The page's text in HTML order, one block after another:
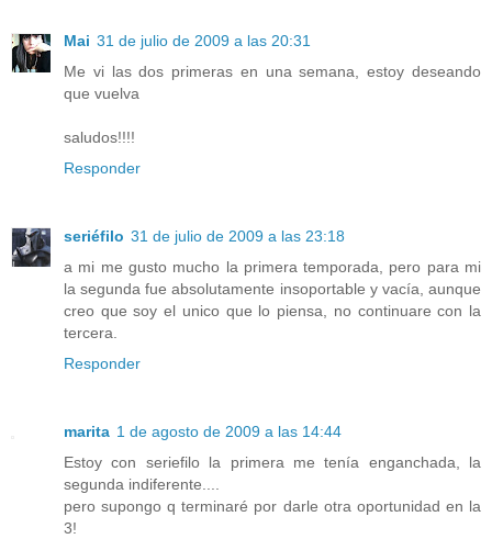
Mai 31 de julio de 2009 a las 20:31
Me vi las dos primeras en una semana, estoy deseando
que vuelva
saludos!!!!
Responder
seriéfilo 31 de julio de 2009 a las 23:18
a mi me gusto mucho la primera temporada, pero para mi
la segunda fue absolutamente insoportable y vacía, aunque
creo que soy el unico que lo piensa, no continuare con la
tercera.
Responder
marita 1 de agosto de 2009 a las 14:44
Estoy con seriefilo la primera me tenía enganchada, la
segunda indiferente....
pero supongo q terminaré por darle otra oportunidad en la
3!